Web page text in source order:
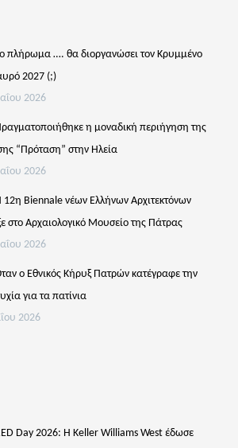
πλήρωμα …. θα διοργανώσει τον Κρυμμένο
2027 (;)
2026
η μοναδική περιήγηση της
“Πρόταση” στην Ηλεία
2026
12η Biennale νέων Ελλήνων Αρχιτεκτόνων
στο Αρχαιολογικό Μουσείο της Πάτρας
2026
ο Εθνικός Κήρυξ Πατρών κατέγραφε την
για τα πατίνια
2026
Day 2026: Η Keller Williams West έδωσε